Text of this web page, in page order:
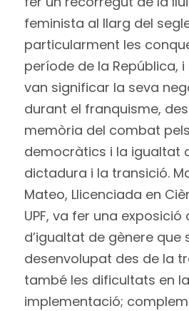
feminista al llarg del
particularment les
període de la República,
van significar la seva
durant el franquisme,
memòria del combat
democràtics i la igualtat
dictadura i la transició.
Mateo, Llicenciada en
UPF, va fer una
d’igualtat de gènere que
desenvolupat des de la
també les dificultats en
implementació;